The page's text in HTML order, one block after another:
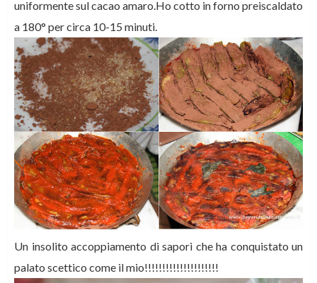
uniformente sul cacao amaro.Ho cotto in forno preiscaldato
a 180° per circa 10-15 minuti.
Un insolito accoppiamento di sapori che ha conquistato un
palato scettico come il mio!!!!!!!!!!!!!!!!!!!!!